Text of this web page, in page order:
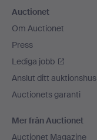
Auctionet
Om Auctionet
Press
Lediga jobb
Anslut ditt auktionshus
Auctionets garanti
Mer från Auctionet
Auctionet Magazine